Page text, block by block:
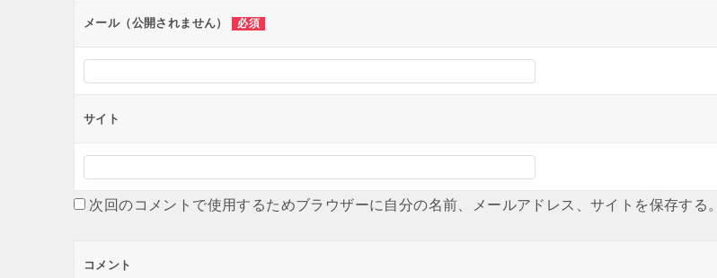
メール（公開されません） 必須
サイト
次回のコメントで使用するためブラウザーに自分の名前、メールアドレス、サイトを保存する。
コメント